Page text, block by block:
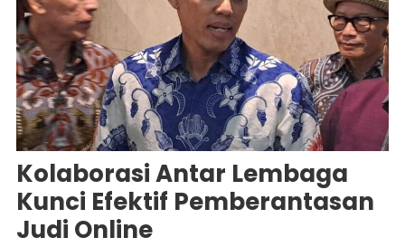
Kolaborasi Antar Lembaga
Kunci Efektif Pemberantasan
Judi Online